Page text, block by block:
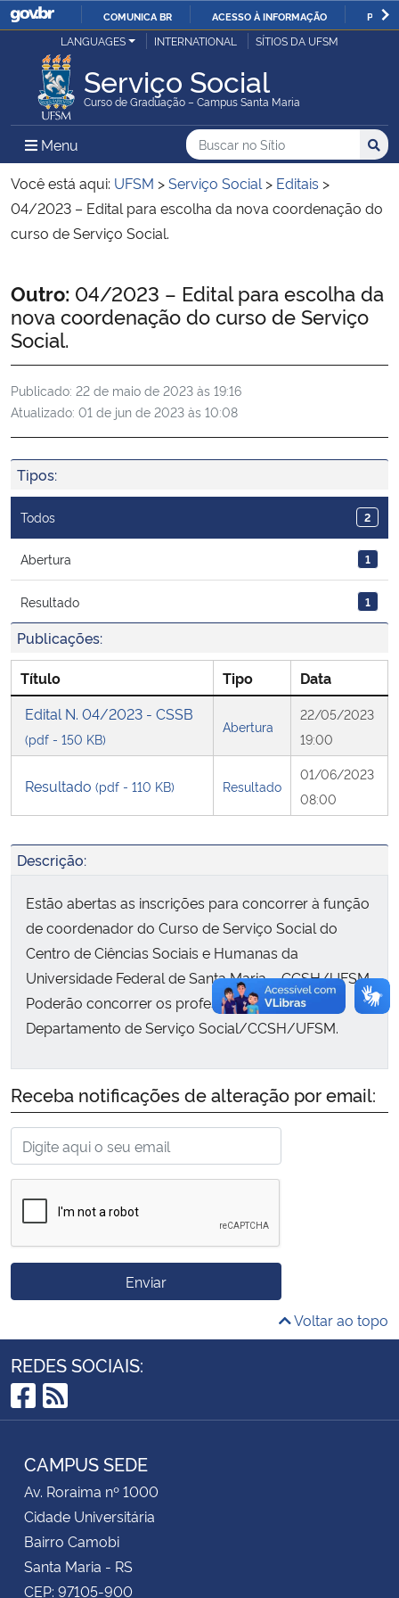
IR
O
COMUNICA BR ACESSO À INFORMAÇÃO
Ministério da Justiça e Segurança Pública
Ministério da Defesa
Ministério das Relações Exteriores
Ministério da Economia
Ministério da Agricultura, Pecuária e Abastecimento
Ministério da Educação
Ministério da Cidadania
Ministério da Saúde
Ministério da Ciência, Tecnologia, Inovações e Comunicações
Ministério do Meio Ambiente
Ministério do Turismo
Ministério do Desenvolvimento Regional
Controladoria-Geral da União
Ministério da Mulher, da Família e dos Direitos Humanos
Gabinete de Segurança Institucional
Advocacia-Geral da União
Banco Central do Brasil
LANGUAGES INTERNATIONAL SÍTIOS DA UFSM
Serviço Social
Curso de Graduação – Campus Santa Maria
Menu Menu Principal do Sítio
Busca
Buscar no no Sítio
Busca:
Você está aqui: UFSM >Serviço Social > Editais >
04/2023 – Edital para escolha da nova coordenação do
curso de Serviço Social.
Início do conteúdo
Outro: 04/2023 – Edital para escolha da
nova coordenação do curso de Serviço
Social.
Publicado: 22 de maio de 2023 às 19:16
Atualizado: 01 de jun de 2023 às 10:08
Tipos:
Todos 2
Abertura 1
Resultado 1
Publicações:
Título Tipo
Data
Edital N. 04/2023 - CSSB
(pdf - 150 KB)
Abertura
22/05/2023
19:00
Resultado (pdf - 110 KB) Resultado
01/06/2023
08:00
Descrição:
Estão abertas as inscrições para concorrer à função
de coordenador do Curso de Serviço Social do
Centro de Ciências Sociais e Humanas da
Universidade Federal de Santa Maria – CCSH/UFSM.
Poderão concorrer os professores lotados no
Departamento de Serviço Social/CCSH/UFSM.
Receba notificações de alteração por email:
Enviar
Voltar ao topo
REDES SOCIAIS:
Facebook
RSS
CAMPUS SEDE
Av. Roraima nº 1000
Cidade Universitária
Bairro Camobi
Santa Maria - RS
CEP: 97105-900